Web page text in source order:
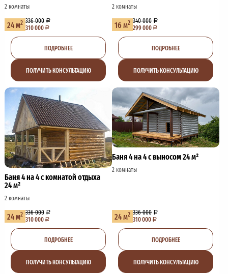
2 комнаты
24 м2 336 000
310 000
ПОДРОБНЕЕ
ПОЛУЧИТЬ КОНСУЛЬТАЦИЮ
2 комнаты
16 м2 340 000
299 000
ПОДРОБНЕЕ
ПОЛУЧИТЬ КОНСУЛЬТАЦИЮ
Баня 4 на 4 с комнатой отдыха
24 м²
2 комнаты
24 м2 336 000
310 000
ПОДРОБНЕЕ
ПОЛУЧИТЬ КОНСУЛЬТАЦИЮ
Баня 4 на 4 с выносом 24 м²
2 комнаты
24 м2 336 000
310 000
ПОДРОБНЕЕ
ПОЛУЧИТЬ КОНСУЛЬТАЦИЮ